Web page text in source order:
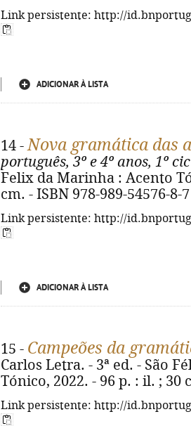
Link persistente: http://
ADICIONAR À LISTA
14 -Nova gramática das
português, 3º e 4º anos, 1º
Felix da Marinha : Acento
cm. - ISBN 978-989-54576-8-7
Link persistente: http://
ADICIONAR À LISTA
15 - Campeões da
Carlos Letra. - 3ª ed. - São
Tónico, 2022. - 96 p. : il. ; 30
Link persistente: http://